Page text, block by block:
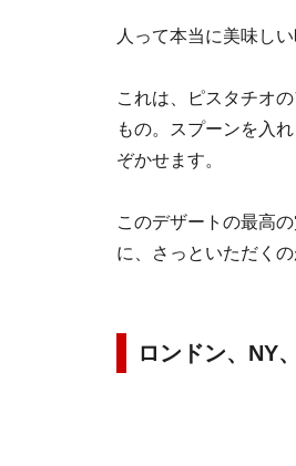
人って本当に美味し
これは、ピスタチオ
もの。スプーンを入
ぞかせます。
このデザートの最高
に、さっといただく
ロンドン、NY